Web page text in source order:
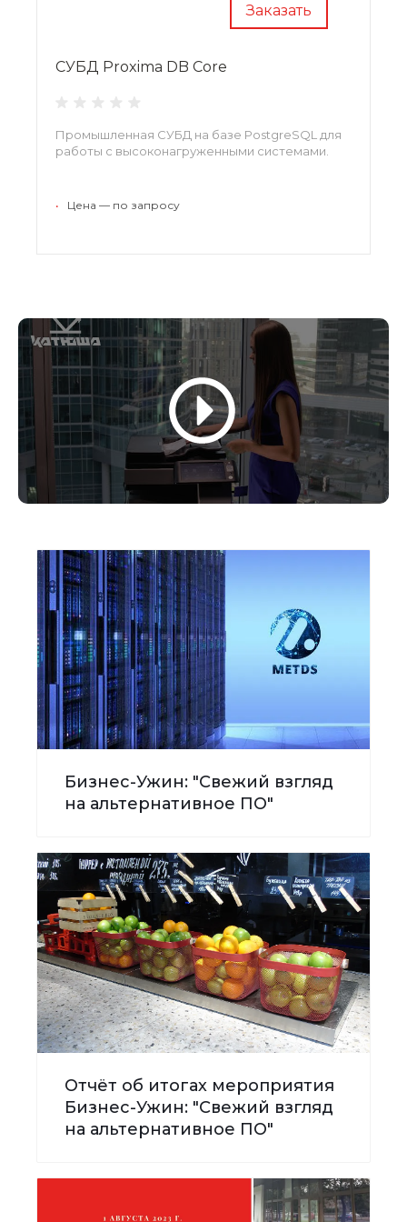
Заказать
СУБД Proxima DB Core
Промышленная СУБД на базе PostgreSQL для
работы с высоконагруженными системами.
• Цена — по запросу
Бизнес-Ужин: "Свежий взгляд
на альтернативное ПО"
Отчёт об итогах мероприятия
Бизнес-Ужин: "Свежий взгляд
на альтернативное ПО"